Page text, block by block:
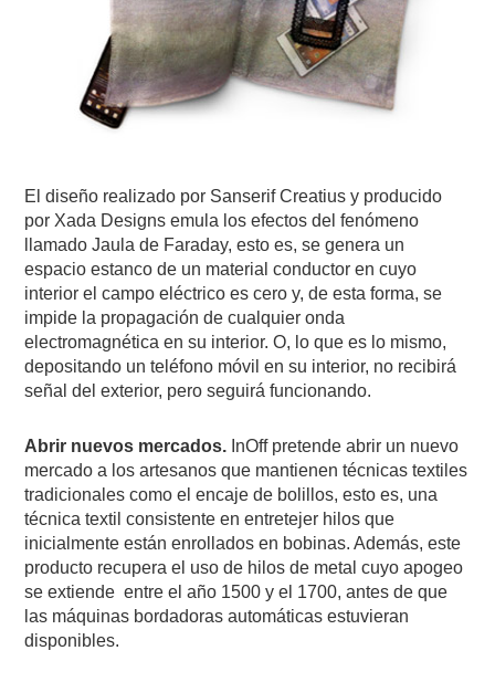
El diseño realizado por Sanserif Creatius y producido
por Xada Designs emula los efectos del fenómeno
llamado Jaula de Faraday, esto es, se genera un
espacio estanco de un material conductor en cuyo
interior el campo eléctrico es cero y, de esta forma, se
impide la propagación de cualquier onda
electromagnética en su interior. O, lo que es lo mismo,
depositando un teléfono móvil en su interior, no recibirá
señal del exterior, pero seguirá funcionando.
Abrir nuevos mercados. InOff pretende abrir un nuevo
mercado a los artesanos que mantienen técnicas textiles
tradicionales como el encaje de bolillos, esto es, una
técnica textil consistente en entretejer hilos que
inicialmente están enrollados en bobinas. Además, este
producto recupera el uso de hilos de metal cuyo apogeo
se extiende entre el año 1500 y el 1700, antes de que
las máquinas bordadoras automáticas estuvieran
disponibles.